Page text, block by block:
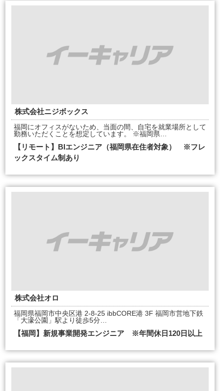
株式会社ニジボックス
福岡にオフィスがないため、当面の間、自宅を就業場所として
勤務いただくことを想定しています。 ※福岡県…
【リモート】BIエンジニア（福岡県在住者対象） ※フレ
ックスタイム制あり
株式会社オロ
福岡県福岡市中央区港 2-8-25 ibbCORE港 3F 福岡市営地下鉄
「大濠公園」駅より徒歩5分…
【福岡】新規事業開発エンジニア ※年間休日120日以上